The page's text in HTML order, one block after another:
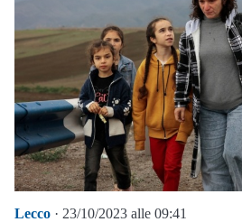
Lecco · 23/10/2023 alle 09:41